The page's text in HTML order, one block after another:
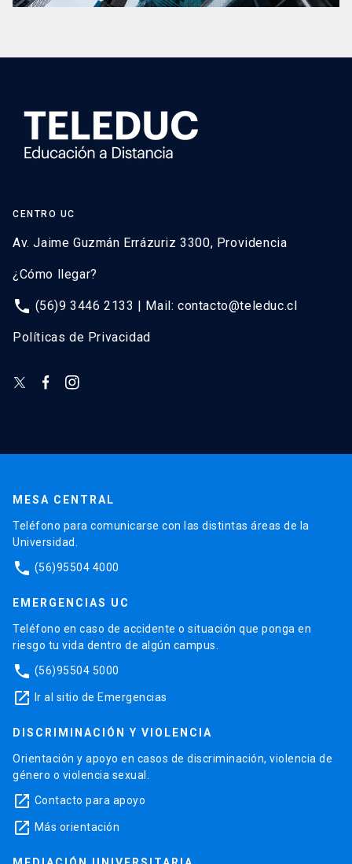
CENTRO UC
Av. Jaime Guzmán Errázuriz 3300, Providencia
¿Cómo llegar?
phone (56)9 3446 2133 | Mail:contacto@teleduc.cl
Políticas de Privacidad
MESA CENTRAL
Teléfono para comunicarse con las distintas áreas de la
Universidad.
phone (56)95504 4000
EMERGENCIAS UC
Teléfono en caso de accidente o situación que ponga en
riesgo tu vida dentro de algún campus.
phone (56)95504 5000
launch Ir al sitio de Emergencias
DISCRIMINACIÓN Y VIOLENCIA
Orientación y apoyo en casos de discriminación, violencia de
género o violencia sexual.
launch Contacto para apoyo
launch Más orientación